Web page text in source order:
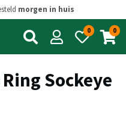
morgen in huis
0 0
Sockeye